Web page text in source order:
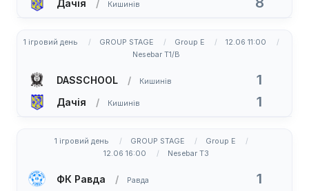
Дачія Кишинів
1 ігровий день GROUP STAGE Group E
12.06 11:00
Nesebar T1/B
DASSCHOOL Кишинів 1
Дачія Кишинів 1
1 ігровий день GROUP STAGE
Group E
12.06 16:00
Nesebar T3
ФК Равда Равда 1